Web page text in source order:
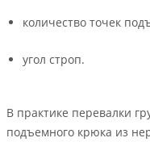
количество точек
угол строп.
В практике перевалки
подъемного крюка из